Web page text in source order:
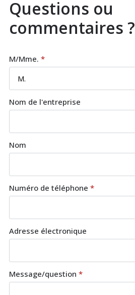
Questions ou
commentaires ?
M/Mme. *
Nom de l'entreprise
Nom
Numéro de téléphone *
Adresse électronique
Message/question *